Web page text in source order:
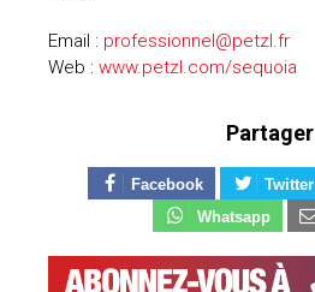
Email : professionnel@petzl.fr
Web : www.petzl.com/sequoia
Partager
Facebook Twitter
Whatsapp